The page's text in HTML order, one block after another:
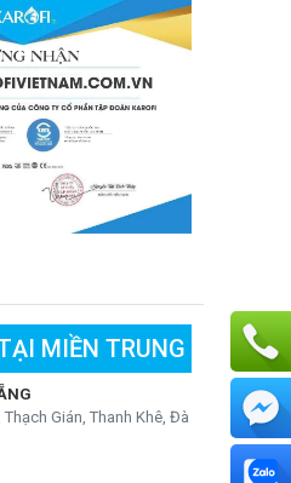
MIỀN TRUNG
Gián, Thanh Khê, Đà